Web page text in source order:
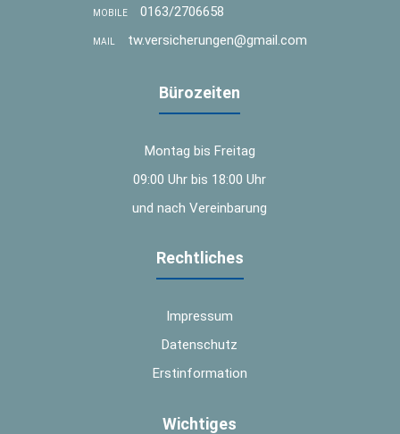
MOBILE 0163/2706658
MAIL tw.versicherungen@gmail.com
Bürozeiten
Montag bis Freitag
09:00 Uhr bis 18:00 Uhr
und nach Vereinbarung
Rechtliches
Impressum
Datenschutz
Erstinformation
Wichtiges